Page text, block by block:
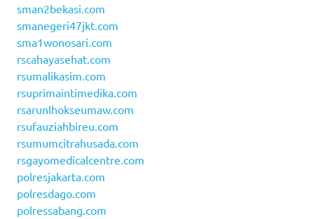
sman2bekasi.com
smanegeri47jkt.com
sma1wonosari.com
rscahayasehat.com
rsumalikasim.com
rsuprimaintimedika.com
rsarunlhokseumaw.com
rsufauziahbireu.com
rsumumcitrahusada.com
rsgayomedicalcentre.com
polresjakarta.com
polresdago.com
polressabang.com